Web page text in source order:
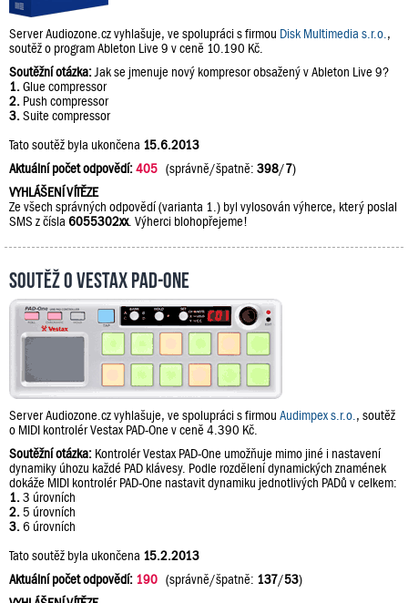
Server Audiozone.cz vyhlašuje, ve spolupráci s firmou Disk Multimedia s.r.o. ,
soutěž o program Ableton Live 9 v ceně 10.190 Kč.
Soutěžní otázka: Jak se jmenuje nový kompresor obsažený v Ableton Live 9?
1. Glue compressor
2. Push compressor
3. Suite compressor
Tato soutěž byla ukončena 15.6.2013
Aktuální počet odpovědí:405 (správně/špatně: 398/7)
VYHLÁŠENÍ VÍTĚZE
Ze všech správných odpovědí (varianta 1.) byl vylosován výherce, který poslal
SMS z čísla 6055302xx. Výherci blohopřejeme!
Soutěž o Vestax PAD-One
Server Audiozone.cz vyhlašuje, ve spolupráci s firmou Audimpex s.r.o. , soutěž
o MIDI kontrolér Vestax PAD-One v ceně 4.390 Kč.
Soutěžní otázka: Kontrolér Vestax PAD-One umožňuje mimo jiné i nastavení
dynamiky úhozu každé PAD klávesy. Podle rozdělení dynamických znamének
dokáže MIDI kontrolér PAD-One nastavit dynamiku jednotlivých PADů v celkem:
1. 3 úrovních
2. 5 úrovních
3. 6 úrovních
Tato soutěž byla ukončena 15.2.2013
Aktuální počet odpovědí: 190 (správně/špatně: 137/53)